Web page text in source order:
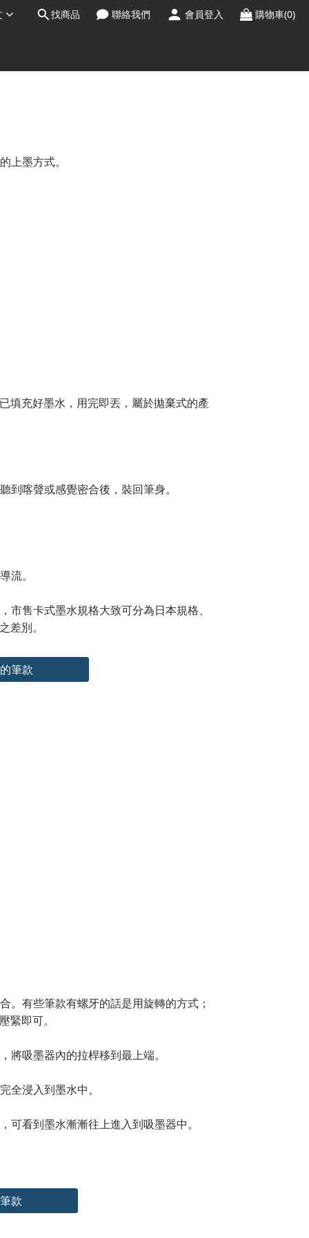
找商品 聯絡我們 會員登入 購物車(0)
上墨方式。
填充好墨水，用完即丟，屬於拋棄式的產
到喀聲或感覺密合後，裝回筆身。
流。
市售卡式墨水規格大致可分為日本規格、
差別。
筆款
。有些筆款有螺牙的話是用旋轉的方式；
緊即可。
將吸墨器內的拉桿移到最上端。
全浸入到墨水中。
可看到墨水漸漸往上進入到吸墨器中。
款